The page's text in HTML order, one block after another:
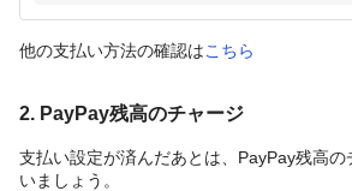
他の支払い方法の確認はこちら
2. PayPay残高のチャージ
支払い設定が済んだあとは、PayPay残高
いましょう。